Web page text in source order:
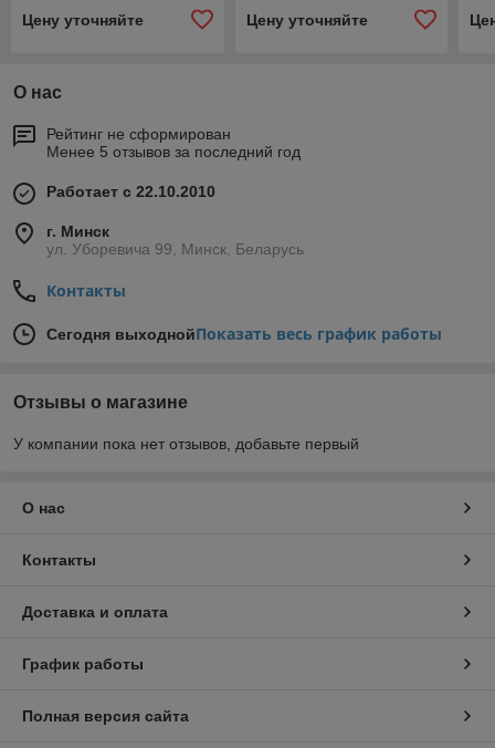
Цену уточняйте
Цену уточняйте
О нас
Рейтинг не сформирован
Менее 5 отзывов за последний год
Работает с 22.10.2010
г. Минск
ул. Уборевича 99, Минск, Беларусь
Контакты
Сегодня выходнойПоказать весь график работы
Отзывы о магазине
У компании пока нет отзывов, добавьте первый
О нас
Контакты
Доставка и оплата
График работы
Полная версия сайта